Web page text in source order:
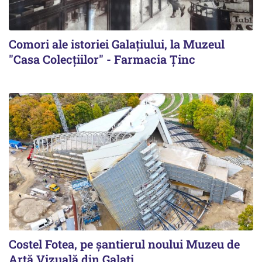
Comori ale istoriei Galațiului, la Muzeul
"Casa Colecțiilor" - Farmacia Ținc
Costel Fotea, pe șantierul noului Muzeu de